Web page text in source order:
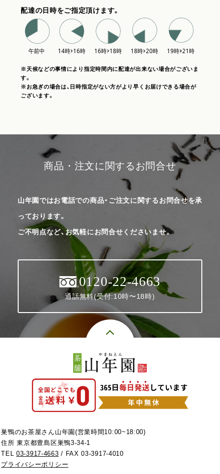
配達の日時をご指定頂けます。
※天候などの事情により指定時間内に配達が出来ない場合がございま
す。
※お急ぎの場合は、日時指定がない方がより早くお届けできる場合が
ございます。
商品・注文に関するお問合せ
山年園ではお電話での商品・ご注文に関するお問合せを承
っております。
ご不明点など、お気軽にお問合せくださいませ。
0120-22-4663
通話無料(受付:10時〜18時)
巣鴨のお茶屋さん山年園(営業時間10:00~18:00)
住所 東京都豊島区巣鴨3-34-1
TEL03-3917-4663 / FAX 03-3917-4010
プライバシーポリシー